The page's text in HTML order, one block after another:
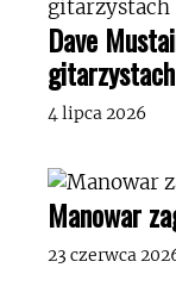
Dave
gitarzystach
4 lipca 2026
Manowar
23 czerwca